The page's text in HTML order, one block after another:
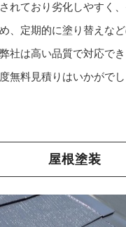
れており劣化しやすく
、定期的に塗り替えな
社は高い品質で対応で
無料見積りはいかがでし
屋根塗装